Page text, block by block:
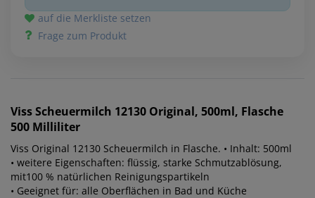
auf die Merkliste setzen
Frage zum Produkt
VissScheuermilch 12130 Original, 500ml, Flasche
500 Milliliter
Viss Original 12130 Scheuermilch in Flasche. • Inhalt: 500ml
• weitere Eigenschaften: flüssig, starke Schmutzablösung,
mit100 % natürlichen Reinigungspartikeln
• Geeignet für: alle Oberflächen in Bad und Küche